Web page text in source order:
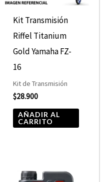
Kit Transmisión
Riffel Titanium
Gold Yamaha FZ-
16
Kit de Transmisión
$28.900
AÑADIR AL
CARRITO
de